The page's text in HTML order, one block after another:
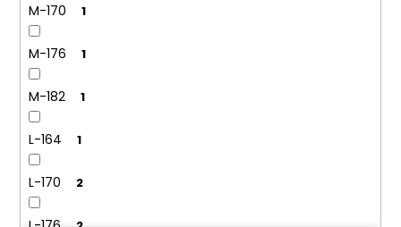
M-170 1
M-176 1
M-182 1
L-164 1
L-170 2